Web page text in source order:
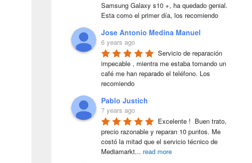
Samsung Galaxy s10 +, ha quedado genial.
Esta como el primer día, los recomiendo
Jose Antonio Medina Manuel
6 years ago
Servicio de reparación
impecable , mientra me estaba tomando un
café me han reparado el teléfono. Los
recomiendo
Pablo Justich
7 years ago
Excelente !  Buen trato,
precio razonable y reparan 10 puntos. Me
costó la mitad que el servicio técnico de
Mediamarkt... read more